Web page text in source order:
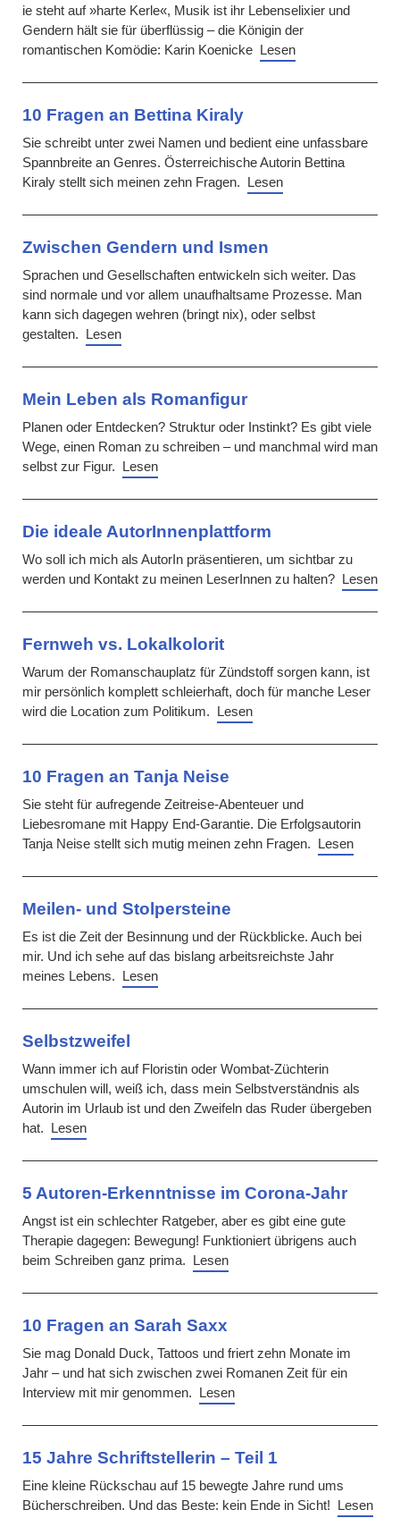
ie steht auf »harte Kerle«, Musik ist ihr Lebenselixier und
Gendern hält sie für überflüssig – die Königin der
romantischen Komödie: Karin Koenicke Lesen
10 Fragen an Bettina Kiraly
Sie schreibt unter zwei Namen und bedient eine unfassbare
Spannbreite an Genres. Österreichische Autorin Bettina
Kiraly stellt sich meinen zehn Fragen. Lesen
Zwischen Gendern und Ismen
Sprachen und Gesellschaften entwickeln sich weiter. Das
sind normale und vor allem unaufhaltsame Prozesse. Man
kann sich dagegen wehren (bringt nix), oder selbst
gestalten. Lesen
Mein Leben als Romanfigur
Planen oder Entdecken? Struktur oder Instinkt? Es gibt viele
Wege, einen Roman zu schreiben – und manchmal wird man
selbst zur Figur. Lesen
Die ideale AutorInnenplattform
Wo soll ich mich als AutorIn präsentieren, um sichtbar zu
werden und Kontakt zu meinen LeserInnen zu halten? Lesen
Fernweh vs. Lokalkolorit
Warum der Romanschauplatz für Zündstoff sorgen kann, ist
mir persönlich komplett schleierhaft, doch für manche Leser
wird die Location zum Politikum. Lesen
10 Fragen an Tanja Neise
Sie steht für aufregende Zeitreise-Abenteuer und
Liebesromane mit Happy End-Garantie. Die Erfolgsautorin
Tanja Neise stellt sich mutig meinen zehn Fragen. Lesen
Meilen- und Stolpersteine
Es ist die Zeit der Besinnung und der Rückblicke. Auch bei
mir. Und ich sehe auf das bislang arbeitsreichste Jahr
meines Lebens. Lesen
Selbstzweifel
Wann immer ich auf Floristin oder Wombat-Züchterin
umschulen will, weiß ich, dass mein Selbstverständnis als
Autorin im Urlaub ist und den Zweifeln das Ruder übergeben
hat. Lesen
5 Autoren-Erkenntnisse im Corona-Jahr
Angst ist ein schlechter Ratgeber, aber es gibt eine gute
Therapie dagegen: Bewegung! Funktioniert übrigens auch
beim Schreiben ganz prima. Lesen
10 Fragen an Sarah Saxx
Sie mag Donald Duck, Tattoos und friert zehn Monate im
Jahr – und hat sich zwischen zwei Romanen Zeit für ein
Interview mit mir genommen. Lesen
15 Jahre Schriftstellerin – Teil 1
Eine kleine Rückschau auf 15 bewegte Jahre rund ums
Bücherschreiben. Und das Beste: kein Ende in Sicht! Lesen